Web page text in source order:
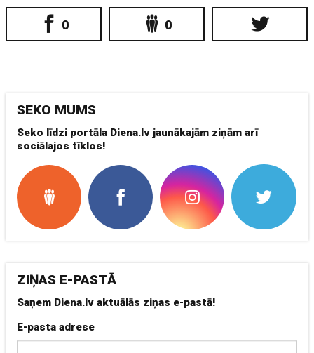
0 0
SEKO MUMS
Seko līdzi portāla Diena.lv jaunākajām ziņām arī
sociālajos tīklos!
ZIŅAS E-PASTĀ
Saņem Diena.lv aktuālās ziņas e-pastā!
E-pasta adrese